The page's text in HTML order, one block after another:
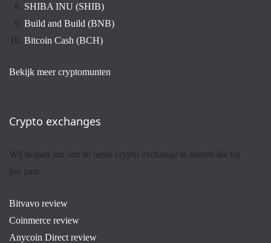
SHIBA INU (SHIB)
Build and Build (BNB)
Bitcoin Cash (BCH)
Bekijk meer cryptomunten
Crypto exchanges
Wij helpen jou om de beste crypto exchange te kiezen die bij
jou past.
Bitvavo review
Coinmerce review
Anycoin Direct review